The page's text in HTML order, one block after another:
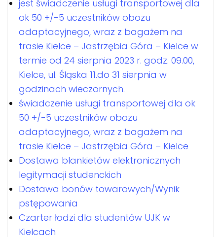
jest świadczenie usługi transportowej dla
ok 50 +/-5 uczestników obozu
adaptacyjnego, wraz z bagażem na
trasie Kielce – Jastrzębia Góra – Kielce w
termie od 24 sierpnia 2023 r. godz. 09.00,
Kielce, ul. Śląska 11.do 31 sierpnia w
godzinach wieczornych.
świadczenie usługi transportowej dla ok
50 +/-5 uczestników obozu
adaptacyjnego, wraz z bagażem na
trasie Kielce – Jastrzębia Góra – Kielce
Dostawa blankietów elektronicznych
legitymacji studenckich
Dostawa bonów towarowych/Wynik
pstępowania
Czarter łodzi dla studentów UJK w
Kielcach